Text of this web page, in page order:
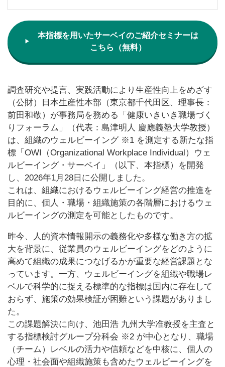
▶
本指標を用いたサーベイのご紹介セミナーは
こちら（無料）
調査研究や提言、実践活動により生産性向上をめざす
（公財）日本生産性本部（東京都千代田区、理事長：
前田和敬）が事務局を務める「健康いきいき職場づく
りフォーラム」（代表：島津明人 慶應義塾大学教授）
は、組織のウェルビーイング ※1 を測定する新たな指
標「OWI（Organizational Workplace Individual）ウェ
ルビーイング・サーベイ」（以下、本指標）を開発
し、2026年1月28日に公開しました。
これは、組織におけるウェルビーイング経営の推進を
目的に、個人・職場・組織施策の各階層におけるウェ
ルビーイングの測定を可能としたものです。
昨今、人的資本情報開示の義務化や多様な働き方の拡
大を背景に、従業員のウェルビーイングをどのように
高めて組織の成果につなげるかが重要な経営課題とな
っています。一方、ウェルビーイングを組織や職場レ
ベルで科学的に捉える標準的な指標は国内に存在して
おらず、施策の効果検証が困難という課題がありまし
た。
この課題解決に向け、池田浩 九州大学准教授を主査と
する指標検討グループ分科会 ※2 が中心となり、職場
（チーム）レベルの活力や信頼などを中核に、個人の
心理・社会面や組織施策も含めたウェルビーイングを